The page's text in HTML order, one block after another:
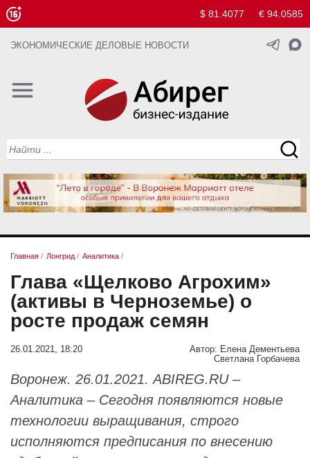
$ 81.4077 € 94.0585
ЭКОНОМИЧЕСКИЕ ДЕЛОВЫЕ НОВОСТИ
Главная / Лонгрид / Аналитика /
Глава «Щелково Агрохим»
(активы в Черноземье) о
росте продаж семян
26.01.2021, 18:20 Автор: Елена Дементьева
Светлана Горбачева
Воронеж. 26.01.2021. ABIREG.RU –
Аналитика – Сегодня появляются новые
технологии выращивания, строго
исполняются предписания по внесению